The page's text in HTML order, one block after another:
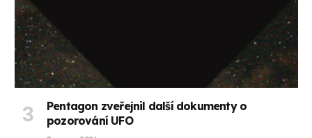
Pentagon zveřejnil další dokumenty o
pozorování UFO